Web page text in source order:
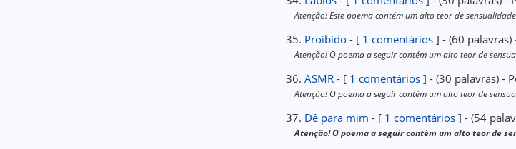
Atenção! Este poema contém um alto teor de
35. Proibido - [ 1 comentários ] - (60
Atenção! O poema a seguir contém um alto teor de
36.ASMR - [ 1 comentários ] - (30 palavras) -
Atenção! O poema a seguir contém um alto teor de
37. Dê para mim - [ 1 comentários ] - (54
Atenção! O poema a seguir contém um alto teor de